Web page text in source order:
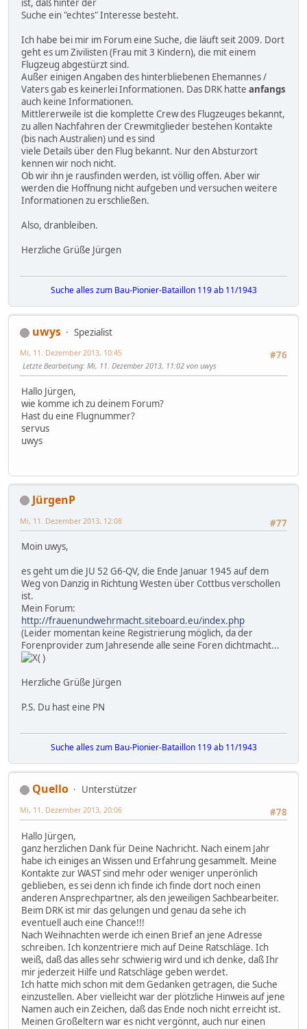
ist, daß hinter der
Suche ein "echtes" Interesse besteht.
Ich habe bei mir im Forum eine Suche, die läuft seit 2009. Dort
geht es um Zivilisten (Frau mit 3 Kindern), die mit einem
Flugzeug abgestürzt sind.
Außer einigen Angaben des hinterbliebenen Ehemannes /
Vaters gab es keinerlei Informationen. Das DRK hatte anfangs
auch keine Informationen.
Mittlererweile ist die komplette Crew des Flugzeuges bekannt,
zu allen Nachfahren der Crewmitglieder bestehen Kontakte
(bis nach Australien) und es sind
viele Details über den Flug bekannt. Nur den Absturzort
kennen wir noch nicht.
Ob wir ihn je rausfinden werden, ist völlig offen. Aber wir
werden die Hoffnung nicht aufgeben und versuchen weitere
Informationen zu erschließen.
Also, dranbleiben.
Herzliche Grüße Jürgen
Suche alles zum Bau-Pionier-Bataillon 119 ab 11/1943
uwys
Spezialist
#76
Mi, 11. Dezember 2013, 10:45
Letzte Bearbeitung: Mi, 11. Dezember 2013, 11:02 von uwys
Hallo Jürgen,
wie komme ich zu deinem Forum?
Hast du eine Flugnummer?
servus
uwys
JürgenP
#77
Mi, 11. Dezember 2013, 12:08
Moin uwys,
es geht um die JU 52 G6-QV, die Ende Januar 1945 auf dem
Weg von Danzig in Richtung Westen über Cottbus verschollen
ist.
Mein Forum:
http://frauenundwehrmacht.siteboard.eu/index.php
(Leider momentan keine Registrierung möglich, da der
Forenprovider zum Jahresende alle seine Foren dichtmacht...
)
Herzliche Grüße Jürgen
P.S. Du hast eine PN
Suche alles zum Bau-Pionier-Bataillon 119 ab 11/1943
Quello
Unterstützer
#78
Mi, 11. Dezember 2013, 20:06
Hallo Jürgen,
ganz herzlichen Dank für Deine Nachricht. Nach einem Jahr
habe ich einiges an Wissen und Erfahrung gesammelt. Meine
Kontakte zur WAST sind mehr oder weniger unperönlich
geblieben, es sei denn ich finde ich finde dort noch einen
anderen Ansprechpartner, als den jeweiligen Sachbearbeiter.
Beim DRK ist mir das gelungen und genau da sehe ich
eventuell auch eine Chance!!!
Nach Weihnachten werde ich einen Brief an jene Adresse
schreiben. Ich konzentriere mich auf Deine Ratschläge. Ich
weiß, daß das alles sehr schwierig wird und ich denke, daß Ihr
mir jederzeit Hilfe und Ratschläge geben werdet.
Ich hatte mich schon mit dem Gedanken getragen, die Suche
einzustellen. Aber vielleicht war der plötzliche Hinweis auf jene
Namen auch ein Zeichen, daß das Ende noch nicht erreicht ist.
Meinen Großeltern war es nicht vergönnt, auch nur einen